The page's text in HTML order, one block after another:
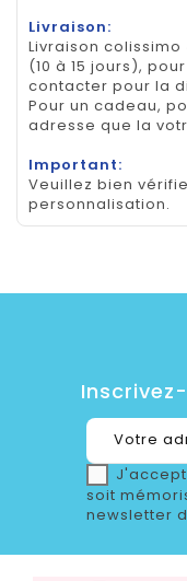
Livraison:
Livraison
(10 à 15 jours),
contacter pour la
Pour un cadeau,
adresse que la
Important:
Veuillez bien
personnalisation.
soit
newsletter